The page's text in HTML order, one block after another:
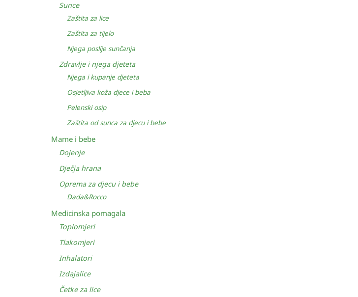
Sunce
Zaštita za lice
Zaštita za tijelo
Njega poslije sunčanja
Zdravlje i njega djeteta
Njega i kupanje djeteta
Osjetljiva koža djece i beba
Pelenski osip
Zaštita od sunca za djecu i bebe
Mame i bebe
Dojenje
Dječja hrana
Oprema za djecu i bebe
Dada&Rocco
Medicinska pomagala
Toplomjeri
Tlakomjeri
Inhalatori
Izdajalice
Četke za lice